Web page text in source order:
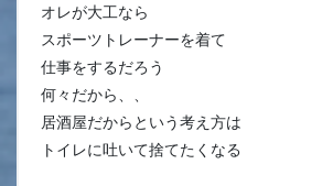
オレが大工なら
スポーツトレーナーを着て
仕事をするだろう
何々だから、、
居酒屋だからという考え方は
トイレに吐いて捨てたくなる